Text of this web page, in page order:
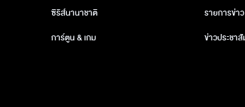
ซีรีส์นานาชาติ
การ์ตูน & เกม
รายการข่าว
ข่าวประชา